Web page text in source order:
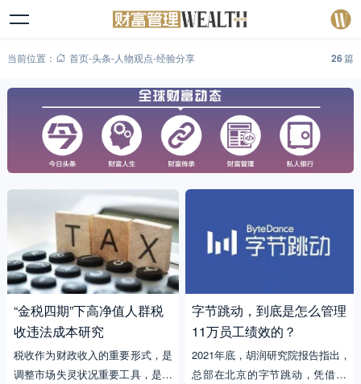
当前位置： 首页-头条-人物观点-经验分享 26篇
“金税四期”下高净值人群税
收违法成本研究
税收作为财政收入的重要形式，是
调整市场失灵状况重要工具，是充
字节跳动，到底是怎么管理
11万员工绩效的？
2021年底，胡润研究院报告指出，
总部在北京的字节跳动，凭借2.3